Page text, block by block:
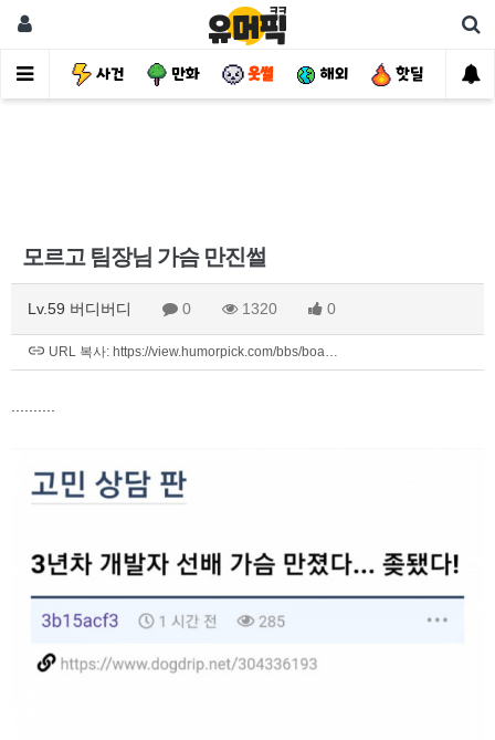
유머 사건 만화 웃썰 해외 핫딜 자
모르고 팀장님 가슴 만진썰
Lv.59 버디버디 0 1320 0
URL 복사: https://view.humorpick.com/bbs/boa…